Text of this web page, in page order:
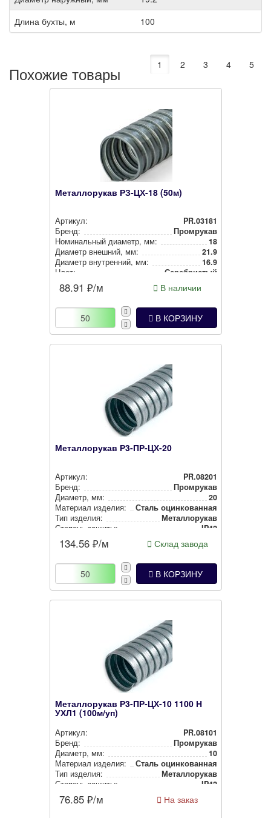
Длина бухты, м
100
Похожие товары 1 2 3 4 5
Металлорукав РЗ-ЦХ-18 (50м)
Артикул:
PR.03181
Бренд:
Промрукав
Номи­наль­ный диаметр, мм:
18
Диаметр внешний, мм:
21.9
Диаметр внут­рен­ний, мм:
16.9
Цвет:
Сереб­рис­тый
88.91 ₽/м В наличии
В КОРЗИНУ
Металлорукав Р3-ПР-ЦХ-20
Артикул:
PR.08201
Бренд:
Промрукав
Диаметр, мм:
20
Материал изделия:
Сталь оцин­ко­ван­ная
Тип изделия:
Метал­ло­ру­кав
Степень защиты:
IP42
134.56 ₽/м Склад завода
В КОРЗИНУ
Металлорукав Р3-ПР-ЦХ-10 1100 Н
УХЛ1 (100м/уп)
Артикул:
PR.08101
Бренд:
Промрукав
Диаметр, мм:
10
Материал изделия:
Сталь оцин­ко­ван­ная
Тип изделия:
Метал­ло­ру­кав
Степень защиты:
IP42
76.85 ₽/м На заказ